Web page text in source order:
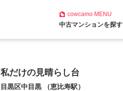
cowcamoMENU
中古マンションを探す
私だけの見晴らし台
目黒区中目黒 （恵比寿駅）